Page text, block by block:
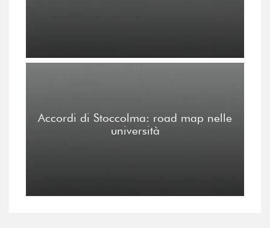
Accordi di Stoccolma: road map nelle
università